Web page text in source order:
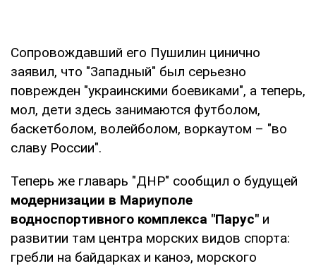
Сопровождавший его Пушилин цинично
заявил, что "Западный" был серьезно
поврежден "украинскими боевиками", а теперь,
мол, дети здесь занимаются футболом,
баскетболом, волейболом, воркаутом – "во
славу России".
Теперь же главарь "ДНР" сообщил о будущей
модернизации в Мариуполе
водноспортивного комплекса "Парус" и
развитии там центра морских видов спорта:
гребли на байдарках и каноэ, морского